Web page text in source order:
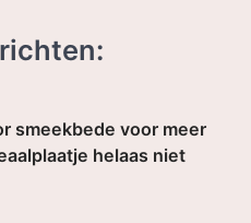
smeekbede voor meer
helaas niet